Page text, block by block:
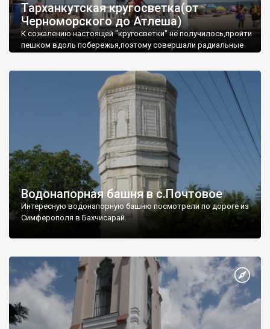
Тарханкутская кругосветка(от
Черноморского до Атлеша)
К сожалению настоящей "кругосветки" не получилось,пройти
пешком вдоль побережья,поэтому совершали радиальные
Водонапорная башня в с.Почтовое
Интересную водонапорную башню посмотрели по дороге из
Симферополя в Бахчисарай.